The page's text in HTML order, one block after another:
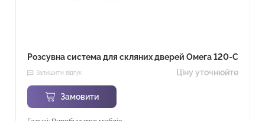
Розсувна система для скляних дверей Омега 120-С
Залишити відгук Ціну уточнюйте
Замовити